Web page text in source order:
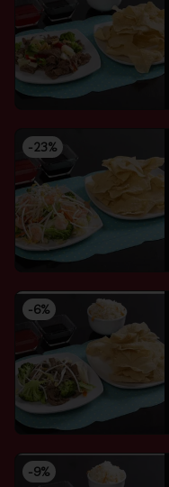
-23%
-6%
-9%